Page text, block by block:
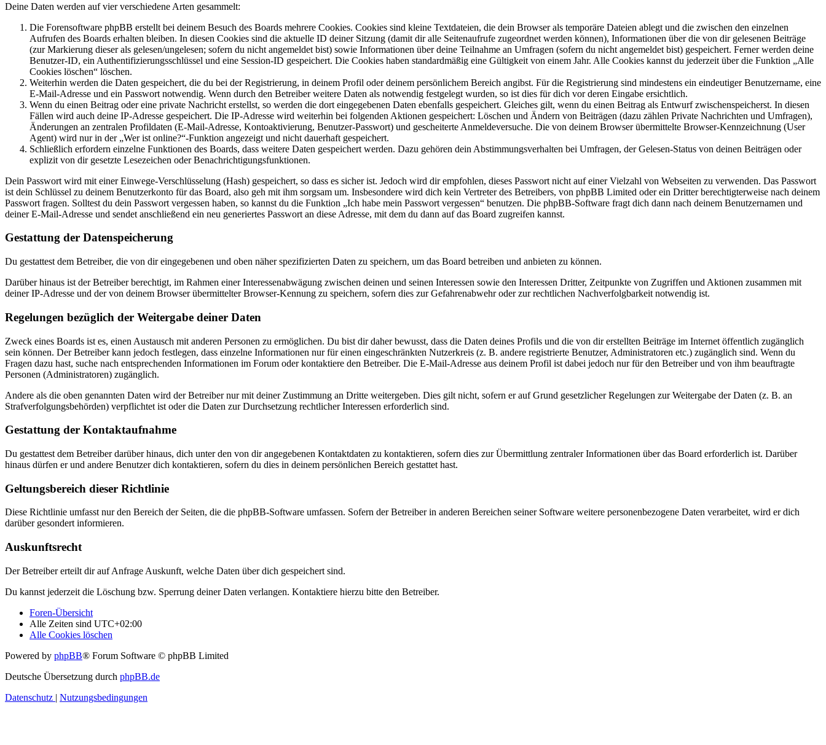
Deine Daten werden auf vier verschiedene Arten gesammelt:
Die Forensoftware phpBB erstellt bei deinem Besuch des Boards mehrere Cookies. Cookies sind kleine Textdateien, die dein Browser als temporäre Dateien ablegt und die zwischen den einzelnen
Aufrufen des Boards erhalten bleiben. In diesen Cookies sind die aktuelle ID deiner Sitzung (damit dir alle Seitenaufrufe zugeordnet werden können), Informationen über die von dir gelesenen Beiträge
(zur Markierung dieser als gelesen/ungelesen; sofern du nicht angemeldet bist) sowie Informationen über deine Teilnahme an Umfragen (sofern du nicht angemeldet bist) gespeichert. Ferner werden deine
Benutzer-ID, ein Authentifizierungsschlüssel und eine Session-ID gespeichert. Die Cookies haben standardmäßig eine Gültigkeit von einem Jahr. Alle Cookies kannst du jederzeit über die Funktion „Alle
Cookies löschen“ löschen.
Weiterhin werden die Daten gespeichert, die du bei der Registrierung, in deinem Profil oder deinem persönlichem Bereich angibst. Für die Registrierung sind mindestens ein eindeutiger Benutzername, eine
E-Mail-Adresse und ein Passwort notwendig. Wenn durch den Betreiber weitere Daten als notwendig festgelegt wurden, so ist dies für dich vor deren Eingabe ersichtlich.
Wenn du einen Beitrag oder eine private Nachricht erstellst, so werden die dort eingegebenen Daten ebenfalls gespeichert. Gleiches gilt, wenn du einen Beitrag als Entwurf zwischenspeicherst. In diesen
Fällen wird auch deine IP-Adresse gespeichert. Die IP-Adresse wird weiterhin bei folgenden Aktionen gespeichert: Löschen und Ändern von Beiträgen (dazu zählen Private Nachrichten und Umfragen),
Änderungen an zentralen Profildaten (E-Mail-Adresse, Kontoaktivierung, Benutzer-Passwort) und gescheiterte Anmeldeversuche. Die von deinem Browser übermittelte Browser-Kennzeichnung (User
Agent) wird nur in der „Wer ist online?“-Funktion angezeigt und nicht dauerhaft gespeichert.
Schließlich erfordern einzelne Funktionen des Boards, dass weitere Daten gespeichert werden. Dazu gehören dein Abstimmungsverhalten bei Umfragen, der Gelesen-Status von deinen Beiträgen oder
explizit von dir gesetzte Lesezeichen oder Benachrichtigungsfunktionen.
Dein Passwort wird mit einer Einwege-Verschlüsselung (Hash) gespeichert, so dass es sicher ist. Jedoch wird dir empfohlen, dieses Passwort nicht auf einer Vielzahl von Webseiten zu verwenden. Das Passwort
ist dein Schlüssel zu deinem Benutzerkonto für das Board, also geh mit ihm sorgsam um. Insbesondere wird dich kein Vertreter des Betreibers, von phpBB Limited oder ein Dritter berechtigterweise nach deinem
Passwort fragen. Solltest du dein Passwort vergessen haben, so kannst du die Funktion „Ich habe mein Passwort vergessen“ benutzen. Die phpBB-Software fragt dich dann nach deinem Benutzernamen und
deiner E-Mail-Adresse und sendet anschließend ein neu generiertes Passwort an diese Adresse, mit dem du dann auf das Board zugreifen kannst.
Gestattung der Datenspeicherung
Du gestattest dem Betreiber, die von dir eingegebenen und oben näher spezifizierten Daten zu speichern, um das Board betreiben und anbieten zu können.
Darüber hinaus ist der Betreiber berechtigt, im Rahmen einer Interessenabwägung zwischen deinen und seinen Interessen sowie den Interessen Dritter, Zeitpunkte von Zugriffen und Aktionen zusammen mit
deiner IP-Adresse und der von deinem Browser übermittelter Browser-Kennung zu speichern, sofern dies zur Gefahrenabwehr oder zur rechtlichen Nachverfolgbarkeit notwendig ist.
Regelungen bezüglich der Weitergabe deiner Daten
Zweck eines Boards ist es, einen Austausch mit anderen Personen zu ermöglichen. Du bist dir daher bewusst, dass die Daten deines Profils und die von dir erstellten Beiträge im Internet öffentlich zugänglich
sein können. Der Betreiber kann jedoch festlegen, dass einzelne Informationen nur für einen eingeschränkten Nutzerkreis (z. B. andere registrierte Benutzer, Administratoren etc.) zugänglich sind. Wenn du
Fragen dazu hast, suche nach entsprechenden Informationen im Forum oder kontaktiere den Betreiber. Die E-Mail-Adresse aus deinem Profil ist dabei jedoch nur für den Betreiber und von ihm beauftragte
Personen (Administratoren) zugänglich.
Andere als die oben genannten Daten wird der Betreiber nur mit deiner Zustimmung an Dritte weitergeben. Dies gilt nicht, sofern er auf Grund gesetzlicher Regelungen zur Weitergabe der Daten (z. B. an
Strafverfolgungsbehörden) verpflichtet ist oder die Daten zur Durchsetzung rechtlicher Interessen erforderlich sind.
Gestattung der Kontaktaufnahme
Du gestattest dem Betreiber darüber hinaus, dich unter den von dir angegebenen Kontaktdaten zu kontaktieren, sofern dies zur Übermittlung zentraler Informationen über das Board erforderlich ist. Darüber
hinaus dürfen er und andere Benutzer dich kontaktieren, sofern du dies in deinem persönlichen Bereich gestattet hast.
Geltungsbereich dieser Richtlinie
Diese Richtlinie umfasst nur den Bereich der Seiten, die die phpBB-Software umfassen. Sofern der Betreiber in anderen Bereichen seiner Software weitere personenbezogene Daten verarbeitet, wird er dich
darüber gesondert informieren.
Auskunftsrecht
Der Betreiber erteilt dir auf Anfrage Auskunft, welche Daten über dich gespeichert sind.
Du kannst jederzeit die Löschung bzw. Sperrung deiner Daten verlangen. Kontaktiere hierzu bitte den Betreiber.
Foren-Übersicht
Alle Zeiten sind UTC+02:00
Alle Cookies löschen
Powered by phpBB® Forum Software © phpBB Limited
Deutsche Übersetzung durch phpBB.de
Datenschutz | Nutzungsbedingungen